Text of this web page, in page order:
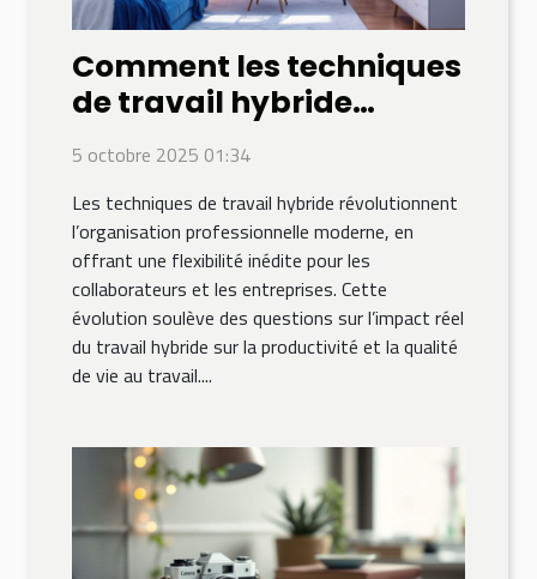
Comment les techniques
de travail hybride
influencent la
productivité?
5 octobre 2025 01:34
Les techniques de travail hybride révolutionnent
l’organisation professionnelle moderne, en
offrant une flexibilité inédite pour les
collaborateurs et les entreprises. Cette
évolution soulève des questions sur l’impact réel
du travail hybride sur la productivité et la qualité
de vie au travail....